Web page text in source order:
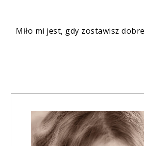
Miło mi jest, gdy zostawisz dobre